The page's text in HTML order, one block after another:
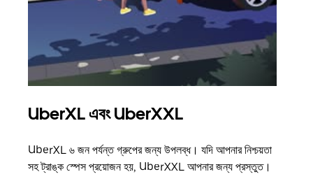
UberXL এবং UberXXL
UberXL ৬ জন পর্যন্ত গ্রুপের জন্য উপলব্ধ। যদি আপনার নিশ্চয়তা
সহ ট্রাঙ্ক স্পেস প্রয়োজন হয়, UberXXL আপনার জন্য প্রস্তুত।